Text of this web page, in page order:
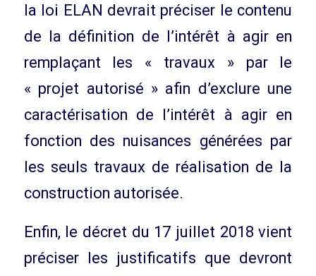
la loi ELAN devrait préciser le contenu
de la définition de l’intérêt à agir en
remplaçant les « travaux » par le
« projet autorisé » afin d’exclure une
caractérisation de l’intérêt à agir en
fonction des nuisances générées par
les seuls travaux de réalisation de la
construction autorisée.
Enfin, le décret du 17 juillet 2018 vient
préciser les justificatifs que devront